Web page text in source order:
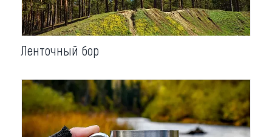
Ленточный бор